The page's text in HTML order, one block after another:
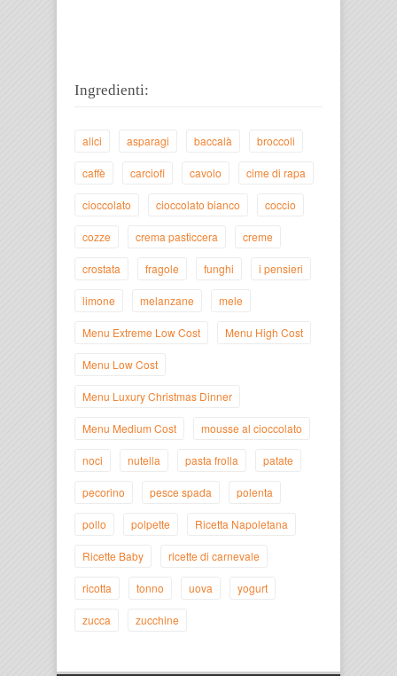
Ingredienti:
alici asparagi baccalà broccoli
caffè carciofi cavolo cime di rapa
cioccolato cioccolato bianco coccio
cozze crema pasticcera creme
crostata fragole funghi i pensieri
limone melanzane mele
Menu Extreme Low Cost Menu High Cost
Menu Low Cost
Menu Luxury Christmas Dinner
Menu Medium Cost mousse al cioccolato
noci nutella pasta frolla patate
pecorino pesce spada polenta
pollo polpette Ricetta Napoletana
Ricette Baby ricette di carnevale
ricotta tonno uova yogurt
zucca zucchine